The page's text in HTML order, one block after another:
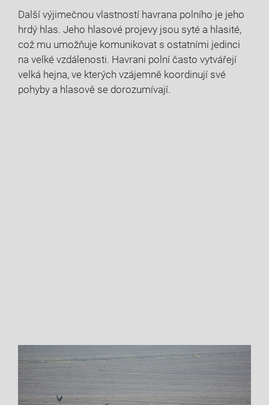
Další výjimečnou vlastností havrana polního je jeho
hrdý hlas. Jeho hlasové projevy jsou syté a hlasité,
což mu umožňuje komunikovat s ostatními jedinci
na velké vzdálenosti. Havrani polní často vytvářejí
velká hejna, ve kterých vzájemně koordinují své
pohyby a hlasově se dorozumívají.